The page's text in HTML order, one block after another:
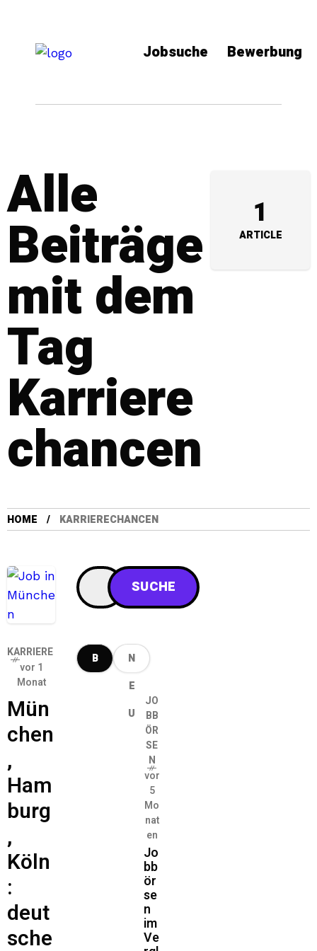
Jobsuche Bewerbung
Alle
Beiträge
mit dem
Tag
Karriere
chancen
1
ARTICLE
HOME KARRIERECHANCEN
KARRIERE
vor 1
Monat
Mün
chen
,
Ham
burg
,
Köln
:
deut
sche
B
N
E
U
JO
BB
ÖR
SE
N
vor
5
Mo
nat
en
Jo
bb
ör
se
n
im
Ve